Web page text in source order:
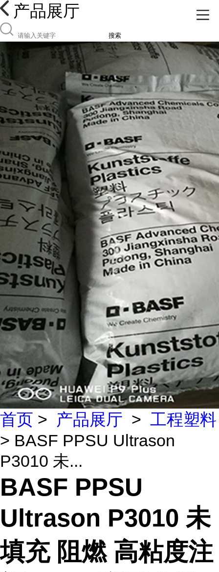
产品展厅
搜索
首页 > 产品展厅 > 工程塑料
> BASF PPSU Ultrason
P3010 未...
BASF PPSU
Ultrason P3010 未
填充 阻燃 高粘度注